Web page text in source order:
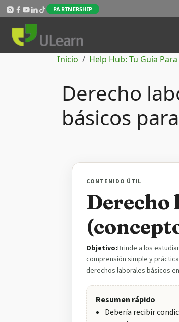
Pasar al contenido principal
PARTNERSHIP
Ruta de
Inicio Help Hub: Tu Guía
Derecho
básicos
CONTENIDO ÚTIL
Derecho
Objetivo:Brinde a los
comprensión simple y
derechos laborales básicos
Resumen rápido
Debería recibir